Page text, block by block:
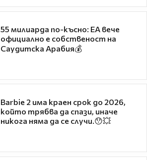
55 милиарда по-късно: EA вече
официално е собственост на
Саудитска Арабия💰
Barbie 2 има краен срок до 2026,
който трябва да спази, иначе
никога няма да се случи.😯💥